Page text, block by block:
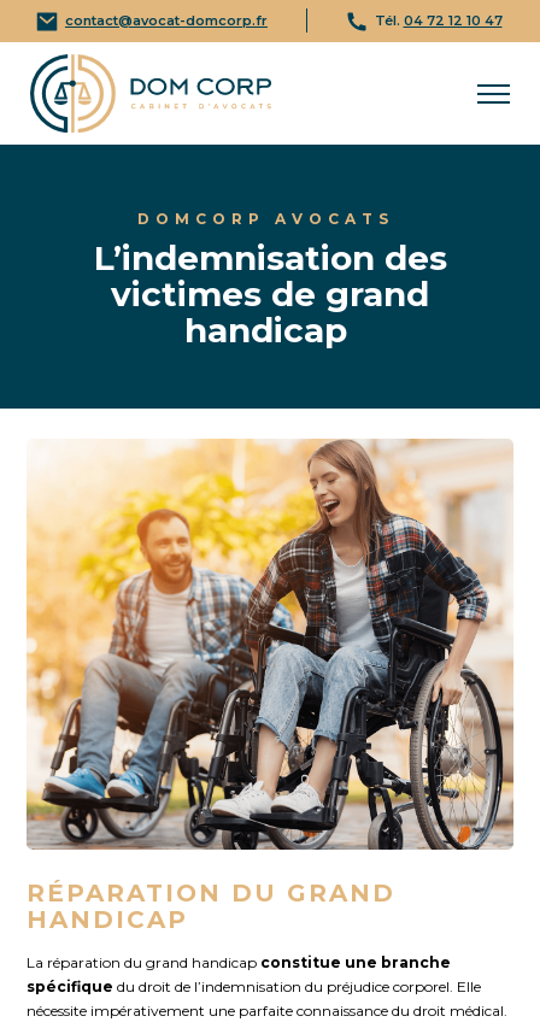
contact@avocat-domcorp.fr Tél. 04 72 12 10 47
DOMCORP AVOCATS
L’indemnisation des
victimes de grand
handicap
RÉPARATION DU GRAND
HANDICAP
La réparation du grand handicap constitue une branche
spécifique du droit de l’indemnisation du préjudice corporel. Elle
nécessite impérativement une parfaite connaissance du droit médical.